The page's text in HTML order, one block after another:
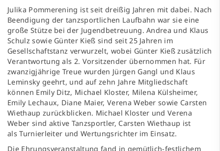
Julika Pommerening ist seit dreißig Jahren mit dabei. Nach
Beendigung der tanzsportlichen Laufbahn war sie eine
große Stütze bei der Jugendbetreuung. Andrea und Klaus
Schulz sowie Günter Kieß sind seit 25 Jahren im
Gesellschaftstanz verwurzelt, wobei Günter Kieß zusätzlich
Verantwortung als 2. Vorsitzender übernommen hat. Für
zwanzigjährige Treue wurden Jürgen Gangl und Klaus
Leminsky geehrt, und auf zehn Jahre Mitgliedschaft
können Emily Ditz, Michael Kloster, Milena Külsheimer,
Emily Lechaux, Diane Maier, Verena Weber sowie Carsten
Wiethaup zurückblicken. Michael Kloster und Verena
Weber sind aktive Tanzsportler, Carsten Wiethaup ist
als Turnierleiter und Wertungsrichter im Einsatz.
Die Ehrungsveranstaltung fand in gemütlich-festlichem